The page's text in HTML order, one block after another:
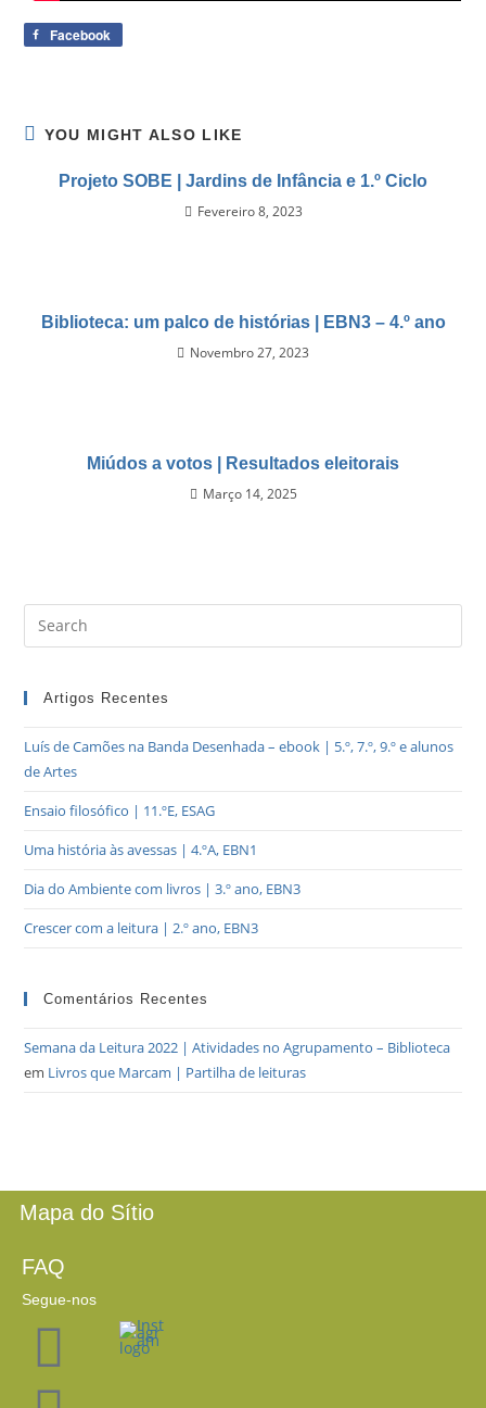
Facebook
YOU MIGHT ALSO LIKE
Projeto SOBE | Jardins de Infância e 1.º Ciclo
Fevereiro 8, 2023
Biblioteca: um palco de histórias | EBN3 – 4.º ano
Novembro 27, 2023
Miúdos a votos | Resultados eleitorais
Março 14, 2025
Artigos Recentes
Luís de Camões na Banda Desenhada – ebook | 5.º, 7.º, 9.º e alunos
de Artes
Ensaio filosófico | 11.ºE, ESAG
Uma história às avessas | 4.ºA, EBN1
Dia do Ambiente com livros | 3.º ano, EBN3
Crescer com a leitura | 2.º ano, EBN3
Comentários Recentes
Semana da Leitura 2022 | Atividades no Agrupamento – Biblioteca
em Livros que Marcam | Partilha de leituras
Mapa do Sítio
FAQ
Segue-nos